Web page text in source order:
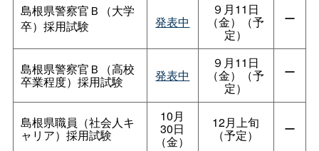
島根県警察官Ｂ（大学
卒）採用試験
発表中
９月11日
（金）（予
定）
ー
島根県警察官Ｂ（高校
卒業程度）採用試験 発表中
９月11日
（金）（予
定）
ー
島根県職員（社会人キ
ャリア）採用試験
10月
30日
（金）
12月上旬
（予定） ー